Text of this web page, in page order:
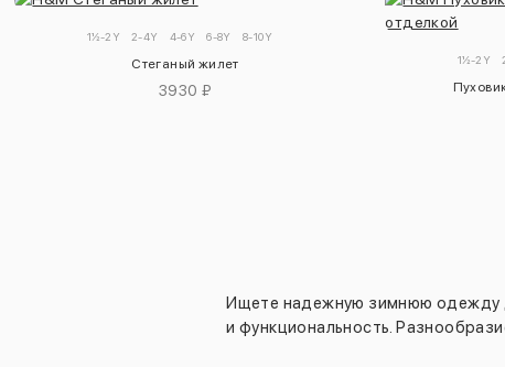
1½-2Y 2-4Y 4-6Y 6-8Y 8-10Y
Стеганый жилет
3930 ₽
1½-2Y
Ищете надежную зимнюю одежду
и функциональность.